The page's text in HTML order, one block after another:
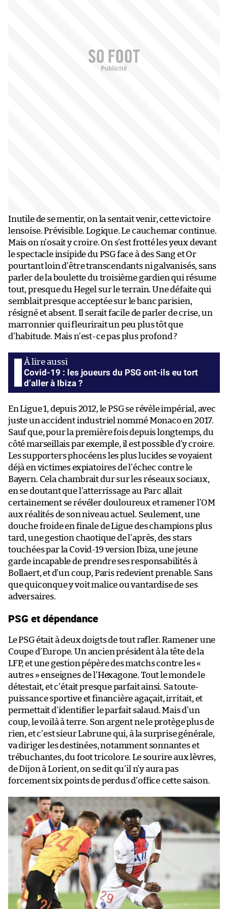
Inutile de se mentir, on la sentait venir, cette victoire
lensoise. Prévisible. Logique. Le cauchemar continue.
Mais on n’osait y croire. On s’est frotté les yeux devant
le spectacle insipide du PSG face à des Sang et Or
pourtant loin d’être transcendants ni galvanisés, sans
parler de la boulette du troisième gardien qui résume
tout, presque du Hegel sur le terrain. Une défaite qui
semblait presque acceptée sur le banc parisien,
résigné et absent. Il serait facile de parler de crise, un
marronnier qui fleurirait un peu plus tôt que
d’habitude. Mais n’est-ce pas plus profond ?
Covid-19 : les joueurs du PSG ont-ils eu tort
d’aller à Ibiza ?
En Ligue 1, depuis 2012, le PSG se révèle impérial, avec
juste un accident industriel nommé Monaco en 2017.
Sauf que, pour la première fois depuis longtemps, du
côté marseillais par exemple, il est possible d’y croire.
Les supporters phocéens les plus lucides se voyaient
déjà en victimes expiatoires de l’échec contre le
Bayern. Cela chambrait dur sur les réseaux sociaux,
en se doutant que l’atterrissage au Parc allait
certainement se révéler douloureux et ramener l’OM
aux réalités de son niveau actuel. Seulement, une
douche froide en finale de Ligue des champions plus
tard, une gestion chaotique de l’après, des stars
touchées par la Covid-19 version Ibiza, une jeune
garde incapable de prendre ses responsabilités à
Bollaert, et d’un coup, Paris redevient prenable. Sans
que quiconque y voit malice ou vantardise de ses
adversaires.
PSG et dépendance
Le PSG était à deux doigts de tout rafler. Ramener une
Coupe d’Europe. Un ancien président à la tête de la
LFP, et une gestion pépère des matchs contre les «
autres » enseignes de l’Hexagone. Tout le monde le
détestait, et c’était presque parfait ainsi. Sa toute-
puissance sportive et financière agaçait, irritait, et
permettait d’identifier le parfait salaud. Mais d’un
coup, le voilà à terre. Son argent ne le protège plus de
rien, et c’est sieur Labrune qui, à la surprise générale,
va diriger les destinées, notamment sonnantes et
trébuchantes, du foot tricolore. Le sourire aux lèvres,
de Dijon à Lorient, on se dit qu’il n’y aura pas
forcement six points de perdus d’office cette saison.